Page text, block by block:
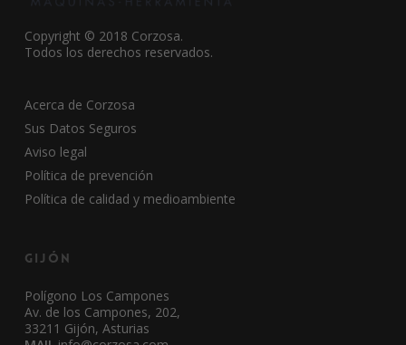
Copyright © 2018 Corzosa.
Todos los derechos reservados.
Acerca de Corzosa
Sus Datos Seguros
Aviso legal
Política de prevención
Política de calidad y medioambiente
Gijón
Polígono Los Campones
Av. de los Campones, 202,
33211 Gijón, Asturias